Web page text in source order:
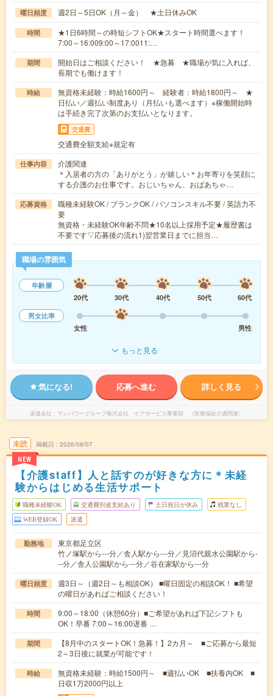
曜日頻度 週2日～5日OK（月～金） ★土日休みOK
時間
★1日6時間～の時短シフトOK★スタート時間選べます！
7:00～16:009:00～17:0011:…
期間
開始日はご相談ください！ ★急募 ★職場が気に入れば、
長期でも働けます！
時給
無資格未経験：時給1600円～ 経験者：時給1800円～ ★
日払い／週払い制度あり（月払いも選べます）※稼働開始時
は手続き完了次第のお支払いとなります。
交通費
交通費全額支給※規定有
仕事内容
介護関連
＊入居者の方の「ありがとう」が嬉しい＊お年寄りを笑顔に
する介護のお仕事です。おじいちゃん、おばあちゃ…
応募資格
職種未経験OK / ブランクOK / パソコンスキル不要 / 英語力不
要
無資格・未経験OK年齢不問★10名以上採用予定★履歴書は
不要です▽応募後の流れ1)翌営業日までに担当…
職場の雰囲気
年齢層
20代
30代 40代 50代
60代
男女比率
女性
男性
もっと見る
気になる! 応募へ進む 詳しく見る
派遣会社 マンパワーグループ株式会社 ケアサービス事業部 （医療福祉介護関連）
未読
NEW
掲載日 2026/08/07
【介護staff】人と話すのが好きな方に＊未経
験からはじめる生活サポート
職種未経験OK 交通費別途支給あり 土日祝日が休み 残業なし
WEB登録OK 派遣
勤務地
東京都足立区
竹ノ塚駅から---分／舎人駅から---分／見沼代親水公園駅から-
--分／舎人公園駅から---分／谷在家駅から---分
曜日頻度
週3日～（週2日～も相談OK） ■曜日固定の相談OK！ ■希望
の曜日があればご相談ください！
時間
9:00～18:00（休憩60分）■ご希望があれば下記シフトも
OK！早番 7:00～16:00遅番 …
期間
【8月中のスタートOK！急募！】2カ月～ ■ご応募から最短
2～3日後に就業が可能です！
時給
無資格未経験：時給1500円～ ■週払いOK ■扶養内OK ■
日収1万2000円以上